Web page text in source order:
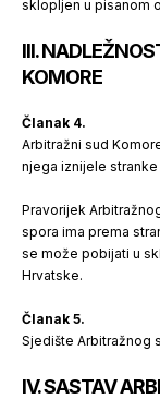
sklopljen u pisanom
III.
KOMORE
Članak 4.
Arbitražni sud
njega iznijele
Pravorijek
spora ima prema
se može pobijati u
Hrvatske.
Članak 5.
Sjedište Arbitražnog
IV. SASTAV